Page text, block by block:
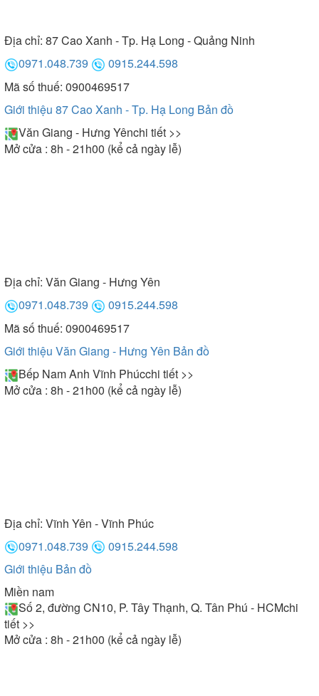
Địa chỉ: 87 Cao Xanh - Tp. Hạ Long - Quảng Ninh
0971.048.739
0915.244.598
Mã số thuế: 0900469517
Giới thiệu 87 Cao Xanh - Tp. Hạ Long Bản đồ
Văn Giang - Hưng Yênchi tiết >>
Mở cửa : 8h - 21h00 (kể cả ngày lễ)
Địa chỉ: Văn Giang - Hưng Yên
0971.048.739
0915.244.598
Mã số thuế: 0900469517
Giới thiệu Văn Giang - Hưng Yên Bản đồ
Bếp Nam Anh Vĩnh Phúcchi tiết >>
Mở cửa : 8h - 21h00 (kể cả ngày lễ)
Địa chỉ: Vĩnh Yên - Vĩnh Phúc
0971.048.739
0915.244.598
Giới thiệu Bản đồ
Miền nam
Số 2, đường CN10, P. Tây Thạnh, Q. Tân Phú - HCMchi
tiết >>
Mở cửa : 8h - 21h00 (kể cả ngày lễ)